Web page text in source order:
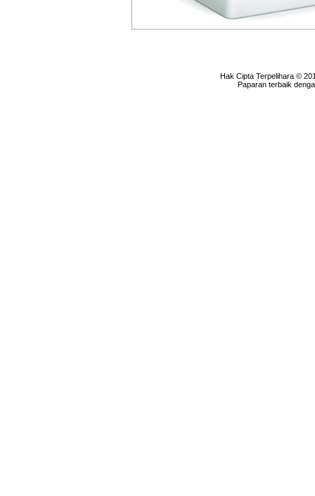
Hak Cipta Terpelihara ©
Paparan terbaik